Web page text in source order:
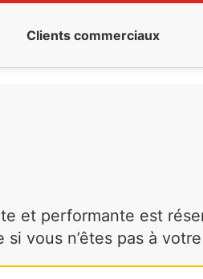
Clients commerciaux
et performante est
vous n’êtes pas à